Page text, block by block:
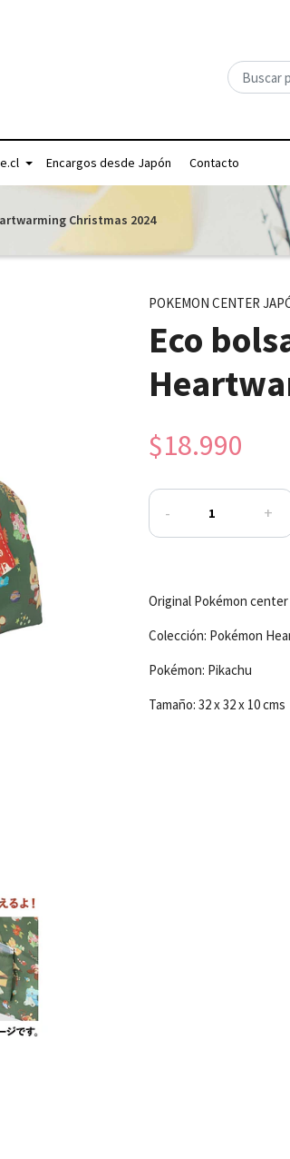
Encargos desde Japón Contacto
Christmas 2024
POKEMON CENTER
Eco
$18.990
- +
Original Pokémon
Colección: Pokémon
Pokémon: Pikachu
Tamaño: 32 x 32 x 10 cms